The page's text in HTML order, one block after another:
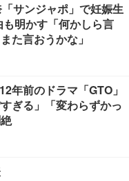
サンジャポ」で妊娠生
明かす「何かしら言
た言おうかな」
年前のドラマ「GTO」
ぎる」「変わらずかっ